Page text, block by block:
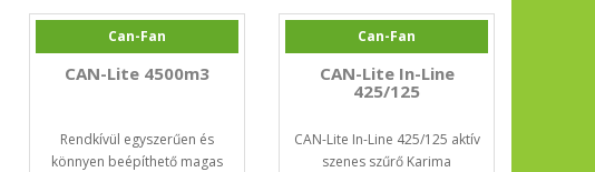
Can-Fan
CAN-Lite 4500m3
Rendkívül egyszerűen és
könnyen beépíthető magas
Can-Fan
CAN-Lite In-Line
425/125
CAN-Lite In-Line 425/125 aktív
szenes szűrő Karima